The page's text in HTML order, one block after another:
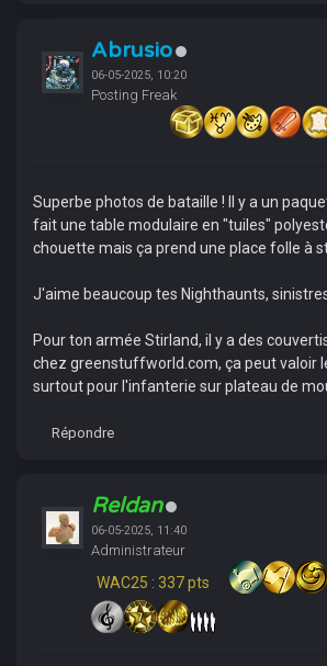
Abrusio
06-05-2025, 10:20
Posting Freak
Superbe photos de bataille ! Il y a un
fait une table modulaire en "tuiles"
chouette mais ça prend une place folle à
J'aime beaucoup tes Nighthaunts,
Pour ton armée Stirland, il y a des
chez greenstuffworld.com, ça peut valoir
surtout pour l'infanterie sur plateau de
Répondre
Reldan
06-05-2025, 11:40
Administrateur
WAC25 : 337 pts